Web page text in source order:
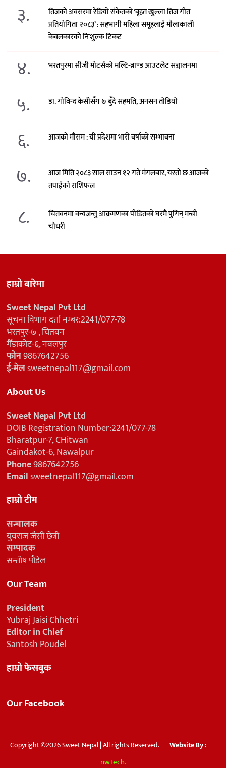
३.
तिजको अवसरमा रेडियो संकेतको ‘बृहत खुल्ला तिज गीत
प्रतियोगिता २०८३’ : सहभागी महिला समूहलाई मौलाकाली
केवलकारको निःशुल्क टिकट
४. भरतपुरमा सीजी मोटर्सको मल्टि-ब्राण्ड आउटलेट सञ्चालनमा
५. डा. गोविन्द केसीसँग ७ बुँदे सहमति, अनसन तोडियो
६. आजको मौसम : यी प्रदेशमा भारी वर्षाको सम्भावना
७.
आज मिति २०८३ साल साउन १२ गते मंगलबार, यस्तो छ आजको
तपाईको राशिफल
८.
चितवनमा वन्यजन्तु आक्रमणका पीडितको घरमै पुगिन् मन्त्री
चौधरी
हाम्रो बारेमा
Sweet Nepal Pvt Ltd
सूचना विभाग दर्ता नम्बर:2241/077-78
भरतपुर-७ , चितवन
गैँडाकोट-६, नवलपुर
फोन9867642756
ई-मेलsweetnepal117@gmail.com
About Us
Sweet Nepal Pvt Ltd
DOIB Registration Number:2241/077-78
Bharatpur-7, CHitwan
Gaindakot-6, Nawalpur
Phone9867642756
Emailsweetnepal117@gmail.com
हाम्रो टीम
सन्चालक
युवराज जैसी छेत्री
सम्पादक
सन्तोष पौडेल
Our Team
President
Yubraj Jaisi Chhetri
Editor in Chief
Santosh Poudel
हाम्रो फेसबुक
Our Facebook
Copyright ©2026 Sweet Nepal | All rights Reserved. Website By :
nwTech.